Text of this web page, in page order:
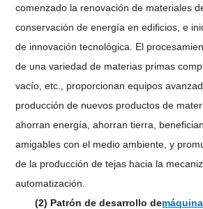
comenzado la renovación de materiales
conservación de energía en edificios, e
de innovación tecnológica. El
de una variedad de materias primas
vacío, etc., proporcionan equipos
producción de nuevos productos de
ahorran energía, ahorran tierra,
amigables con el medio ambiente, y
de la producción de tejas hacia la
automatización.
(2) Patrón de desarrollo de